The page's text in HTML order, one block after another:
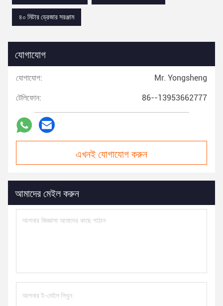
৪০ মিটার ড্রেজার সরঞ্জাম
যোগাযোগ
যোগাযোগ: Mr. Yongsheng
টেলিফোন: 86--13953662777
এখনই যোগাযোগ করুন
আমাদের মেইল করুন